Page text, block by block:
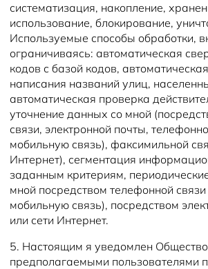
систематизация, накопление,
использование, блокирование,
Используемые способы обработки,
ограничиваясь: автоматическая
кодов с базой кодов,
написания названий улиц,
автоматическая проверка
уточнение данных со мной
связи, электронной почты,
мобильную связь), факсимильной
Интернет), сегментация
заданным критериям,
мной посредством телефонной
мобильную связь), посредством
или сети Интернет.
5. Настоящим я уведомлен
предполагаемыми пользователями